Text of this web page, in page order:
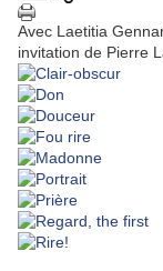
Avec Laetitia
invitation de Pierre